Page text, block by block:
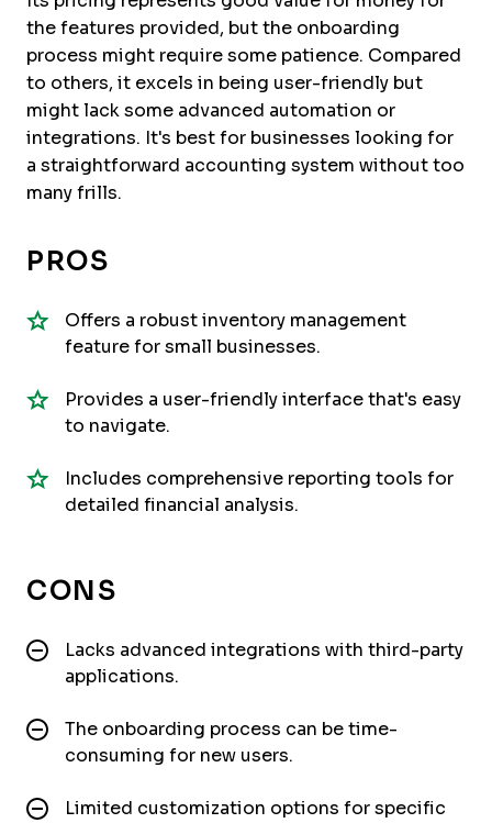
the features provided, but the onboarding
process might require some patience. Compared
to others, it excels in being user-friendly but
might lack some advanced automation or
integrations. It's best for businesses looking for
a straightforward accounting system without too
many frills.
PROS
Offers a robust inventory management
feature for small businesses.
Provides a user-friendly interface that's easy
to navigate.
Includes comprehensive reporting tools for
detailed financial analysis.
CONS
Lacks advanced integrations with third-party
applications.
The onboarding process can be time-
consuming for new users.
Limited customization options for specific